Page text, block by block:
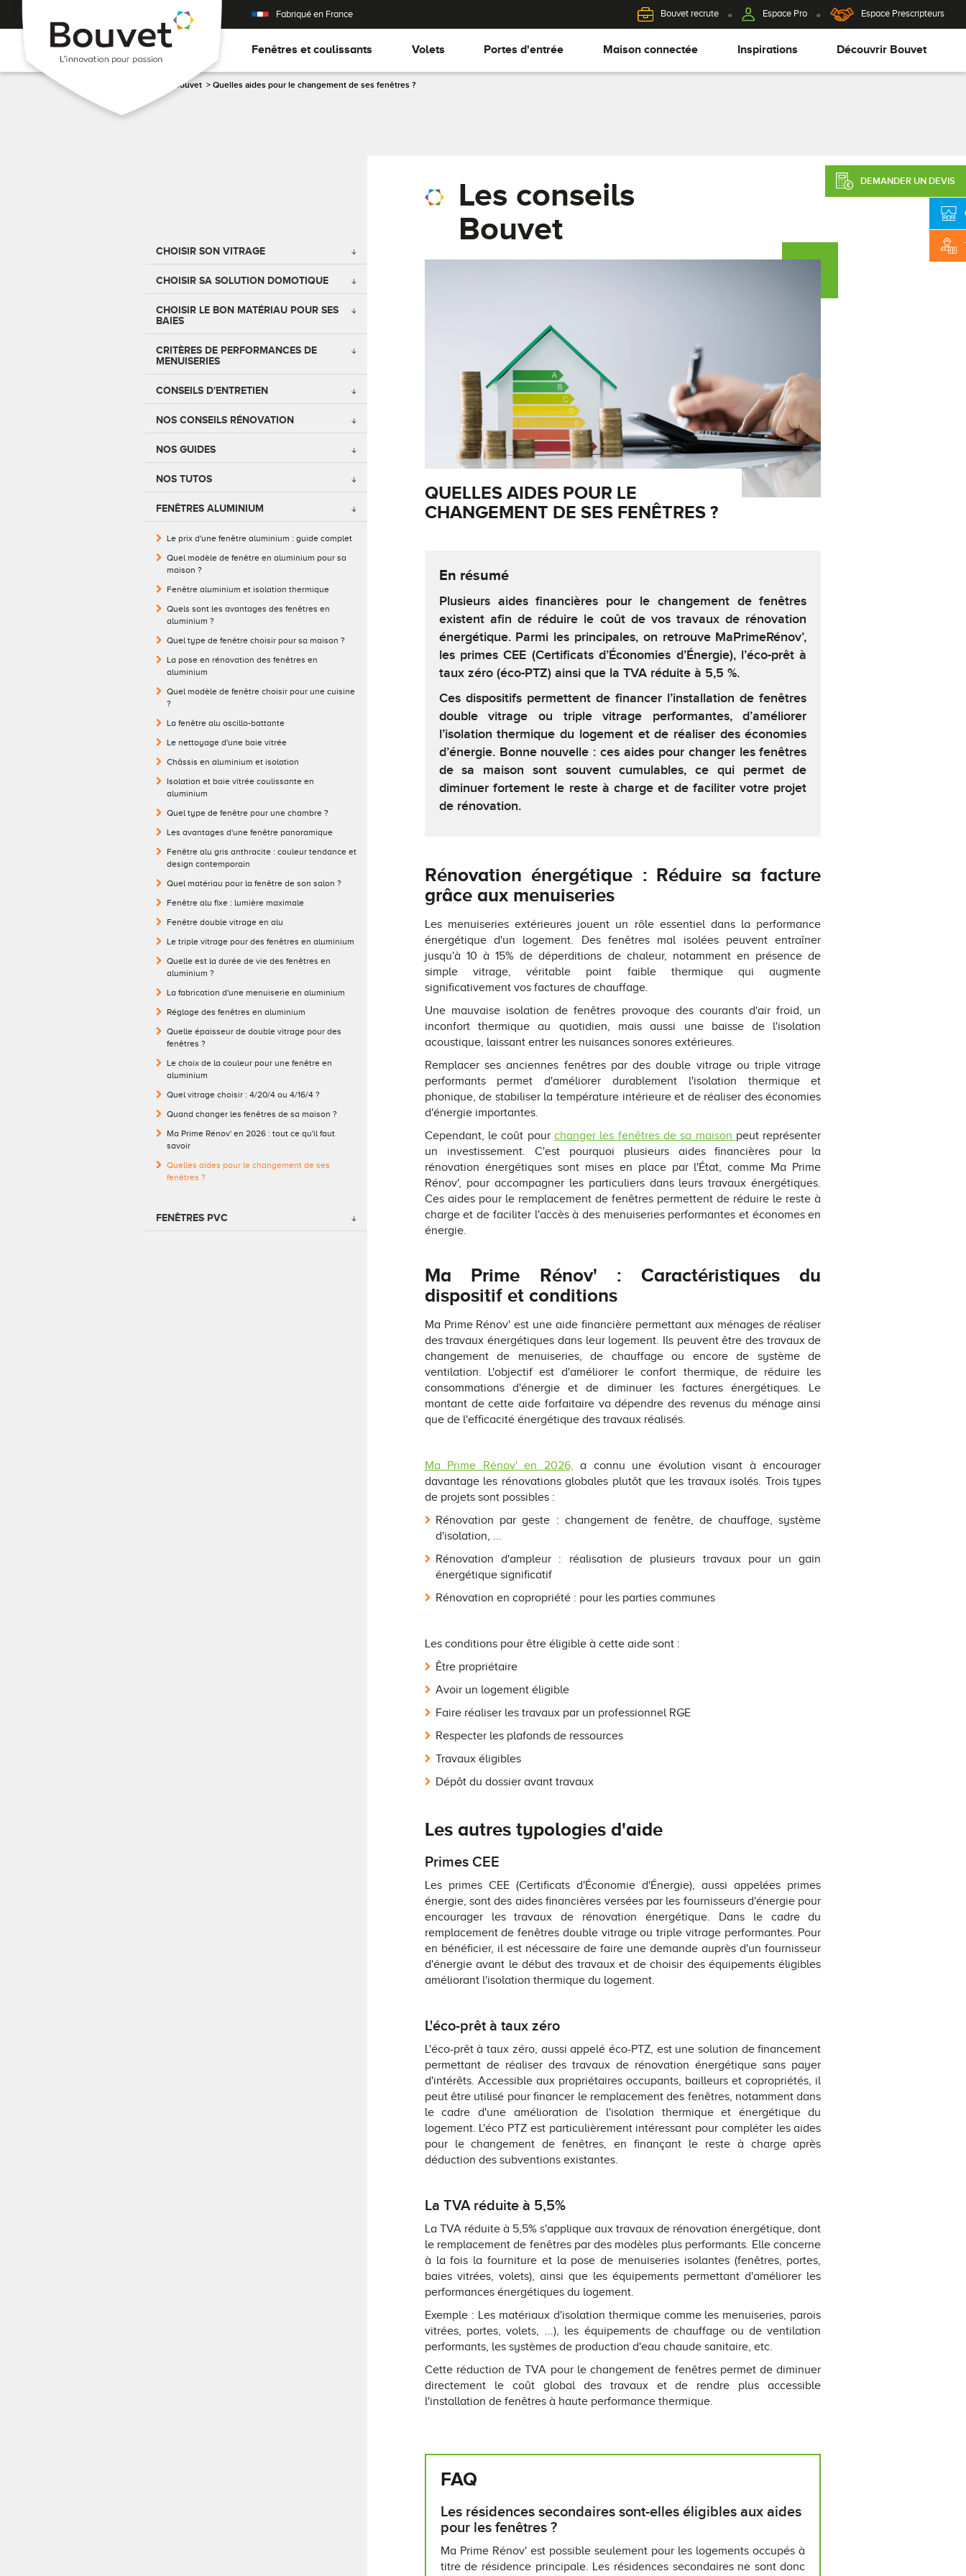
Fabriqué en France Bouvet recrute Espace Pro Espace Prescripteurs
Fenêtres et coulissants Volets Portes d'entrée Maison connectée Inspirations Découvrir Bouvet
DEMANDER UN DEVIS
Les conseils Bouvet > Quelles aides pour le changement de ses fenêtres ?
CHOISIR SON VITRAGE
CHOISIR SA SOLUTION DOMOTIQUE
CHOISIR LE BON MATÉRIAU POUR SES
BAIES
CRITÈRES DE PERFORMANCES DE
MENUISERIES
CONSEILS D'ENTRETIEN
NOS CONSEILS RÉNOVATION
NOS GUIDES
NOS TUTOS
FENÊTRES ALUMINIUM
Le prix d'une fenêtre aluminium : guide complet
Quel modèle de fenêtre en aluminium pour sa
maison ?
Fenêtre aluminium et isolation thermique
Quels sont les avantages des fenêtres en
aluminium ?
Quel type de fenêtre choisir pour sa maison ?
La pose en rénovation des fenêtres en
aluminium
Quel modèle de fenêtre choisir pour une cuisine
?
La fenêtre alu oscillo-battante
Le nettoyage d'une baie vitrée
Châssis en aluminium et isolation
Isolation et baie vitrée coulissante en
aluminium
Quel type de fenêtre pour une chambre ?
Les avantages d'une fenêtre panoramique
Fenêtre alu gris anthracite : couleur tendance et
design contemporain
Quel matériau pour la fenêtre de son salon ?
Fenêtre alu fixe : lumière maximale
Fenêtre double vitrage en alu
Le triple vitrage pour des fenêtres en aluminium
Quelle est la durée de vie des fenêtres en
aluminium ?
La fabrication d'une menuiserie en aluminium
Réglage des fenêtres en aluminium
Quelle épaisseur de double vitrage pour des
fenêtres ?
Le choix de la couleur pour une fenêtre en
aluminium
Quel vitrage choisir : 4/20/4 ou 4/16/4 ?
Quand changer les fenêtres de sa maison ?
Ma Prime Rénov' en 2026 : tout ce qu'il faut
savoir
Quelles aides pour le changement de ses
fenêtres ?
FENÊTRES PVC
Les conseils
Bouvet
QUELLES AIDES POUR LE
CHANGEMENT DE SES FENÊTRES ?
En résumé
Plusieurs aides financières pour le changement de fenêtres
existent afin de réduire le coût de vos travaux de rénovation
énergétique. Parmi les principales, on retrouve MaPrimeRénov’,
les primes CEE (Certificats d’Économies d’Énergie), l’éco-prêt à
taux zéro (éco-PTZ) ainsi que la TVA réduite à 5,5 %.
Ces dispositifs permettent de financer l’installation de fenêtres
double vitrage ou triple vitrage performantes, d’améliorer
l’isolation thermique du logement et de réaliser des économies
d’énergie. Bonne nouvelle : ces aides pour changer les fenêtres
de sa maison sont souvent cumulables, ce qui permet de
diminuer fortement le reste à charge et de faciliter votre projet
de rénovation.
Rénovation énergétique : Réduire sa facture
grâce aux menuiseries
Les menuiseries extérieures jouent un rôle essentiel dans la performance
énergétique d'un logement. Des fenêtres mal isolées peuvent entraîner
jusqu'à 10 à 15% de déperditions de chaleur, notamment en présence de
simple vitrage, véritable point faible thermique qui augmente
significativement vos factures de chauffage.
Une mauvaise isolation de fenêtres provoque des courants d'air froid, un
inconfort thermique au quotidien, mais aussi une baisse de l'isolation
acoustique, laissant entrer les nuisances sonores extérieures.
Remplacer ses anciennes fenêtres par des double vitrage ou triple vitrage
performants permet d'améliorer durablement l'isolation thermique et
phonique, de stabiliser la température intérieure et de réaliser des économies
d'énergie importantes.
Cependant, le coût pourchanger les fenêtres de sa maison peut représenter
un investissement. C'est pourquoi plusieurs aides financières pour la
rénovation énergétiques sont mises en place par l'État, comme Ma Prime
Rénov', pour accompagner les particuliers dans leurs travaux énergétiques.
Ces aides pour le remplacement de fenêtres permettent de réduire le reste à
charge et de faciliter l'accès à des menuiseries performantes et économes en
énergie.
Ma Prime Rénov' : Caractéristiques du
dispositif et conditions
Ma Prime Rénov' est une aide financière permettant aux ménages de réaliser
des travaux énergétiques dans leur logement. Ils peuvent être des travaux de
changement de menuiseries, de chauffage ou encore de système de
ventilation. L'objectif est d'améliorer le confort thermique, de réduire les
consommations d'énergie et de diminuer les factures énergétiques. Le
montant de cette aide forfaitaire va dépendre des revenus du ménage ainsi
que de l'efficacité énergétique des travaux réalisés.
Ma Prime Rénov' en 2026, a connu une évolution visant à encourager
davantage les rénovations globales plutôt que les travaux isolés. Trois types
de projets sont possibles :
Rénovation par geste : changement de fenêtre, de chauffage, système
d'isolation, ...
Rénovation d'ampleur : réalisation de plusieurs travaux pour un gain
énergétique significatif
Rénovation en copropriété : pour les parties communes
Les conditions pour être éligible à cette aide sont :
Être propriétaire
Avoir un logement éligible
Faire réaliser les travaux par un professionnel RGE
Respecter les plafonds de ressources
Travaux éligibles
Dépôt du dossier avant travaux
Les autres typologies d'aide
Primes CEE
Les primes CEE (Certificats d'Économie d'Énergie), aussi appelées primes
énergie, sont des aides financières versées par les fournisseurs d'énergie pour
encourager les travaux de rénovation énergétique. Dans le cadre du
remplacement de fenêtres double vitrage ou triple vitrage performantes. Pour
en bénéficier, il est nécessaire de faire une demande auprès d'un fournisseur
d'énergie avant le début des travaux et de choisir des équipements éligibles
améliorant l'isolation thermique du logement.
L'éco-prêt à taux zéro
L'éco-prêt à taux zéro, aussi appelé éco-PTZ, est une solution de financement
permettant de réaliser des travaux de rénovation énergétique sans payer
d'intérêts. Accessible aux propriétaires occupants, bailleurs et copropriétés, il
peut être utilisé pour financer le remplacement des fenêtres, notamment dans
le cadre d'une amélioration de l'isolation thermique et énergétique du
logement. L'éco PTZ est particulièrement intéressant pour compléter les aides
pour le changement de fenêtres, en finançant le reste à charge après
déduction des subventions existantes.
La TVA réduite à 5,5%
La TVA réduite à 5,5% s'applique aux travaux de rénovation énergétique, dont
le remplacement de fenêtres par des modèles plus performants. Elle concerne
à la fois la fourniture et la pose de menuiseries isolantes (fenêtres, portes,
baies vitrées, volets), ainsi que les équipements permettant d'améliorer les
performances énergétiques du logement.
Exemple : Les matériaux d'isolation thermique comme les menuiseries, parois
vitrées, portes, volets, ...), les équipements de chauffage ou de ventilation
performants, les systèmes de production d'eau chaude sanitaire, etc.
Cette réduction de TVA pour le changement de fenêtres permet de diminuer
directement le coût global des travaux et de rendre plus accessible
l'installation de fenêtres à haute performance thermique.
FAQ
Les résidences secondaires sont-elles éligibles aux aides
pour les fenêtres ?
Ma Prime Rénov' est possible seulement pour les logements occupés à
titre de résidence principale. Les résidences secondaires ne sont donc